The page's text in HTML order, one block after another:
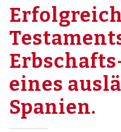
eines
Spanien.